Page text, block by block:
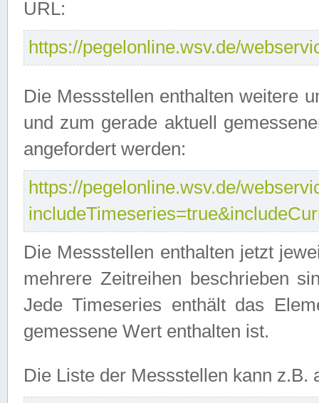
URL:
https://pegelonline.wsv.de/
Die Messstellen enthalten weitere
und zum gerade aktuell
angefordert werden:
https://pegelonline.wsv.de/
Die Messstellen enthalten jetzt
mehrere Zeitreihen beschrieben
Jede Timeseries enthält das
gemessene Wert enthalten ist.
Die Liste der Messstellen kann